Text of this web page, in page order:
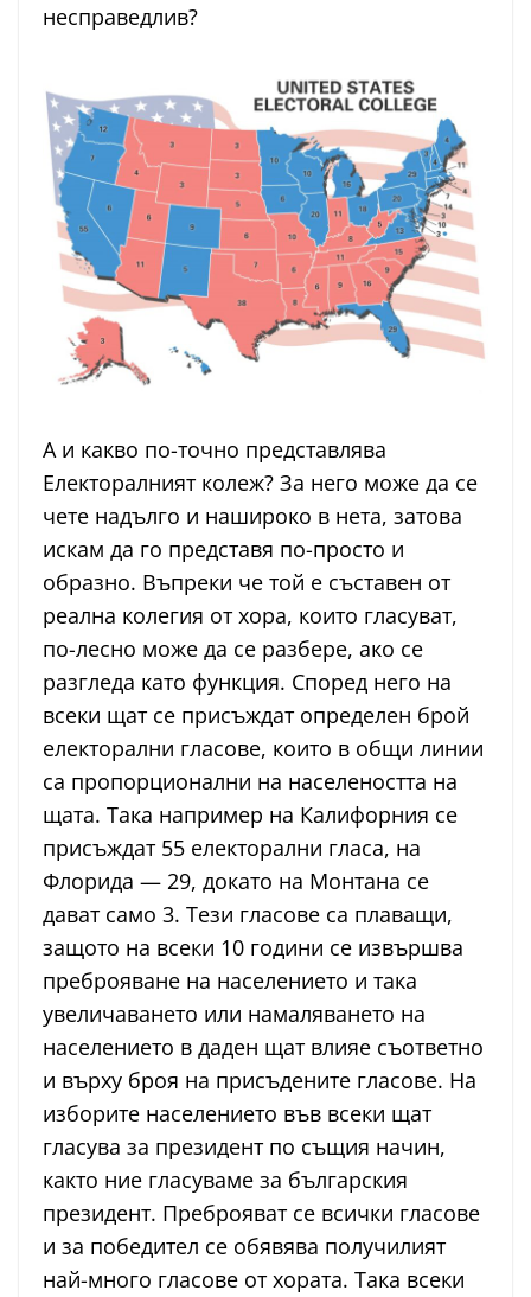
несправедлив?
А и какво по-точно представлява
Електоралният колеж? За него може да се
чете надълго и нашироко в нета, затова
искам да го представя по-просто и
образно. Въпреки че той е съставен от
реална колегия от хора, които гласуват,
по-лесно може да се разбере, ако се
разгледа като функция. Според него на
всеки щат се присъждат определен брой
електорални гласове, които в общи линии
са пропорционални на населеността на
щата. Така например на Калифорния се
присъждат 55 електорални гласа, на
Флорида — 29, докато на Монтана се
дават само 3. Тези гласове са плаващи,
защото на всеки 10 години се извършва
преброяване на населението и така
увеличаването или намаляването на
населението в даден щат влияе съответно
и върху броя на присъдените гласове. На
изборите населението във всеки щат
гласува за президент по същия начин,
както ние гласуваме за българския
президент. Преброяват се всички гласове
и за победител се обявява получилият
най-много гласове от хората. Така всеки